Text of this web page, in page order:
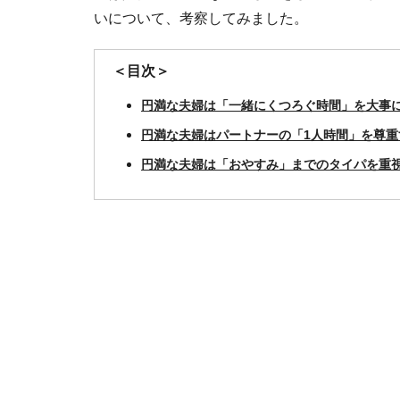
いについて、考察してみました。
＜目次＞
円満な夫婦は「一緒にくつろぐ時間」を大事
円満な夫婦はパートナーの「1人時間」を尊
円満な夫婦は「おやすみ」までのタイパを重